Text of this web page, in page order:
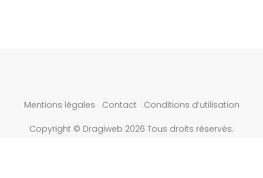
Mentions légales Contact Conditions d’utilisation
Copyright © Dragiweb 2026 Tous droits réservés.